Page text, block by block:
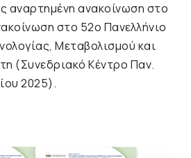
αναρτημένη ανακοίνωση στο
στο 52ο Πανελλήνιο
Μεταβολισμού και
(Συνεδριακό Κέντρο Παν.
2025).